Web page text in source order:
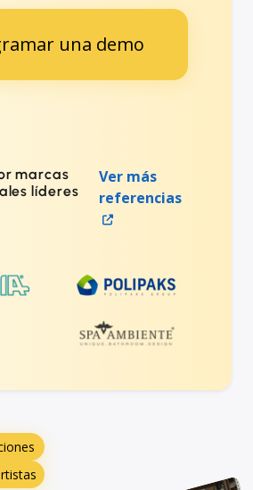
una demo
marcas
líderes
Ver más
referencias